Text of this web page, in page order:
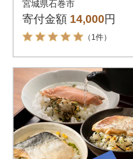
漬け 保存料不使用
宮城県石巻市
寄付金額 14,000円
（1件）